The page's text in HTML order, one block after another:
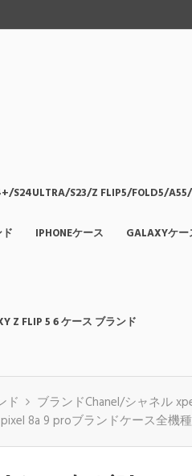
S24ULTRA/S23/Z FLIP5/FOLD5/
IPHONEケース GALAXYケー
Z FLIP 5 6 ケース ブランド
ド
ブランドChanel/シャネル
8a 9 proブランドケース全機